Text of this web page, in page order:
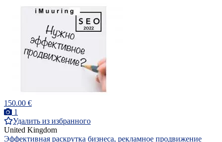
150.00 €
1
Удалить из избранного
United Kingdom
Эффективная раскрутка бизнеса, рекламное продвижение